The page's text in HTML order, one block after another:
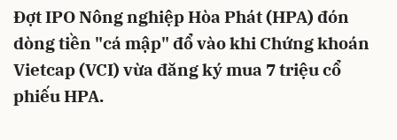
Đợt IPO Nông nghiệp Hòa Phát (HPA) đón
dòng tiền "cá mập" đổ vào khi Chứng khoán
Vietcap (VCI) vừa đăng ký mua 7 triệu cổ
phiếu HPA.
Hủy